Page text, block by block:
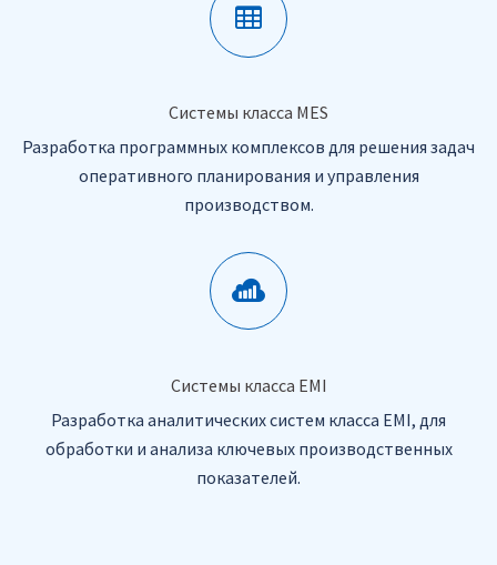
Системы класса MES
Разработка программных комплексов для решения задач
оперативного планирования и управления
производством.
Системы класса EMI
Разработка аналитических систем класса EMI, для
обработки и анализа ключевых производственных
показателей.